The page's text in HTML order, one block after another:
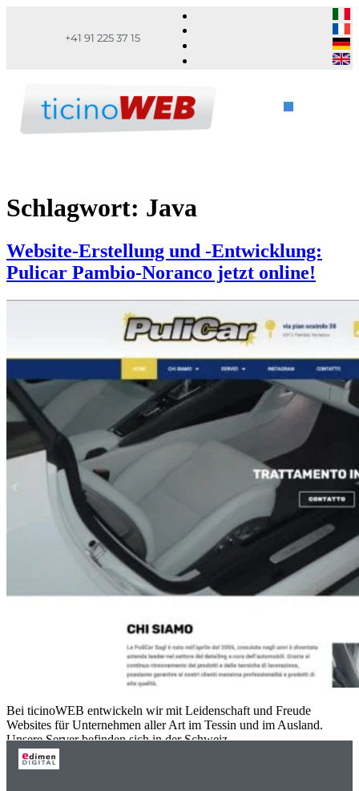
+41 91 225 37 15
Schlagwort: Java
Website-Erstellung und -Entwicklung:
Pulicar Pambio-Noranco jetzt online!
Bei ticinoWEB entwickeln wir mit Leidenschaft und Freude
Websites für Unternehmen aller Art im Tessin und im Ausland.
Unsere Server befinden sich in der Schweiz